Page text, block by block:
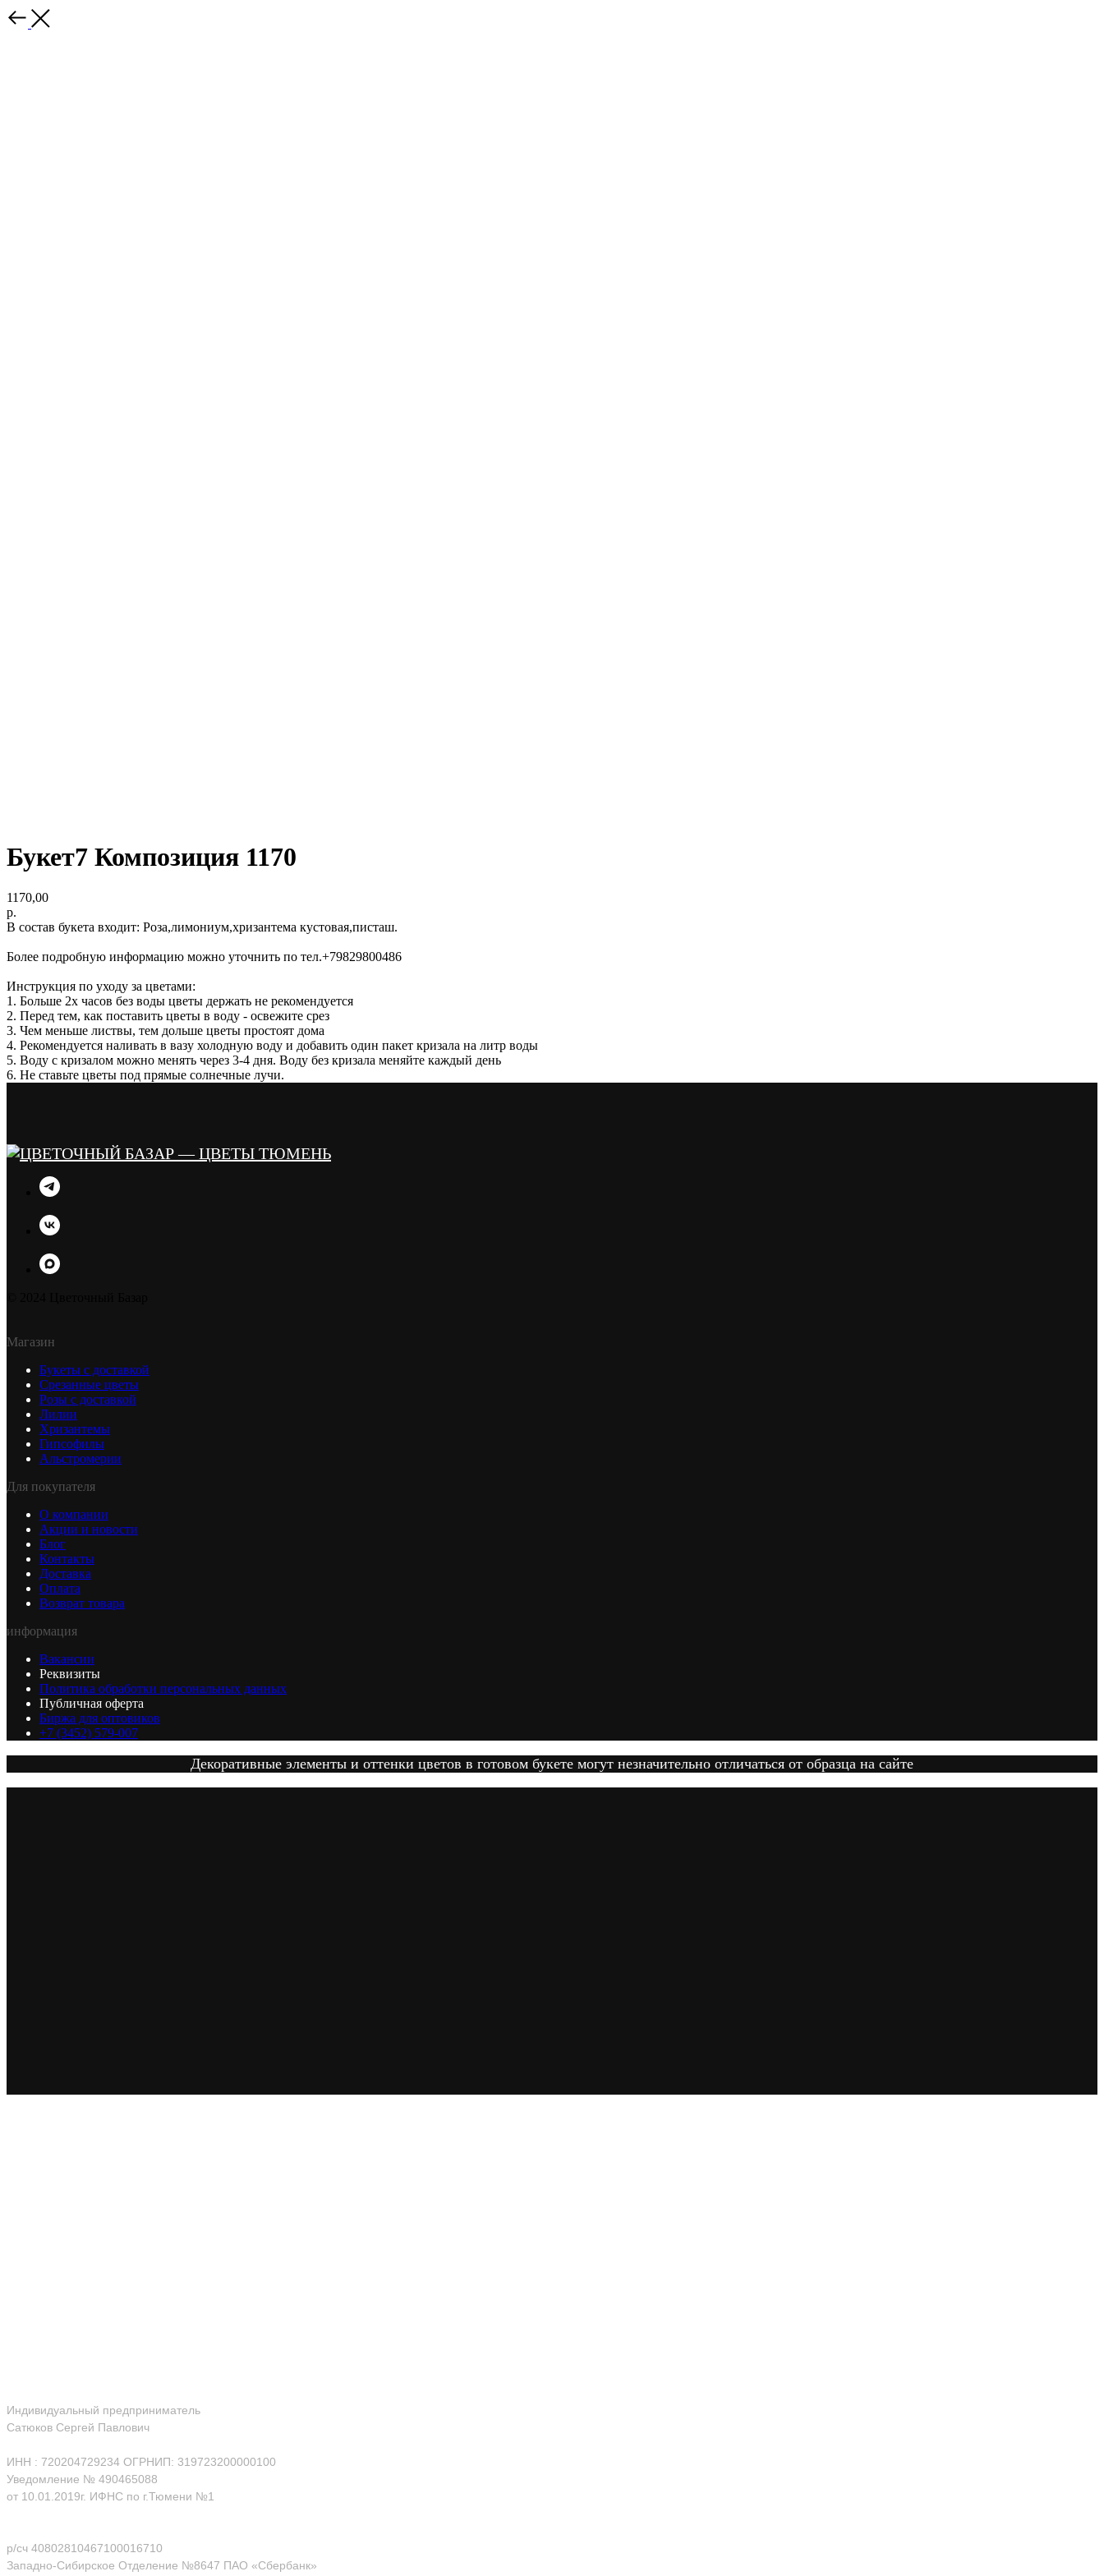
Букет7 Композиция 1170
1170,00
р.
В состав букета входит: Роза,лимониум,хризантема кустовая,писташ.
Более подробную информацию можно уточнить по тел.+79829800486
Инструкция по уходу за цветами:
1. Больше 2х часов без воды цветы держать не рекомендуется
2. Перед тем, как поставить цветы в воду - освежите срез
3. Чем меньше листвы, тем дольше цветы простоят дома
4. Рекомендуется наливать в вазу холодную воду и добавить один пакет кризала на литр воды
5. Воду с кризалом можно менять через 3-4 дня. Воду без кризала меняйте каждый день
6. Не ставьте цветы под прямые солнечные лучи.
Магазин
Букеты с доставкой
Срезанные цветы
Розы с доставкой
Лилии
Хризантемы
Гипсофилы
Альстромерии
Для покупателя
О компании
Акции и новости
Блог
Контакты
Доставка
Оплата
Возврат товара
информация
Вакансии
Реквизиты
Политика обработки персональных данных
Публичная оферта
Биржа для оптовиков
+7 (3452) 579-007
Декоративные элементы и оттенки цветов в готовом букете могут незначительно отличаться от образца на сайте
Индивидуальный предприниматель
Сатюков Сергей Павлович
ИНН : 720204729234 ОГРНИП: 319723200000100
Уведомление № 490465088
от 10.01.2019г. ИФНС по г.Тюмени №1
р/сч 40802810467100016710
Западно-Сибирское Отделение №8647 ПАО «Сбербанк»